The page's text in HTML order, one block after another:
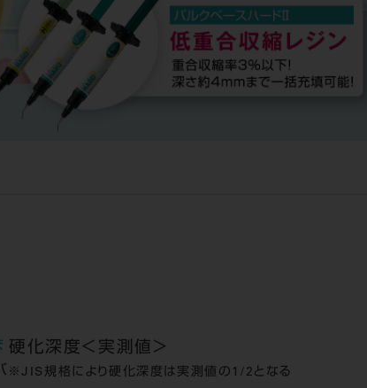
硬化深度＜実測値＞
JIS規格により硬化深度は実測値の1/2となる